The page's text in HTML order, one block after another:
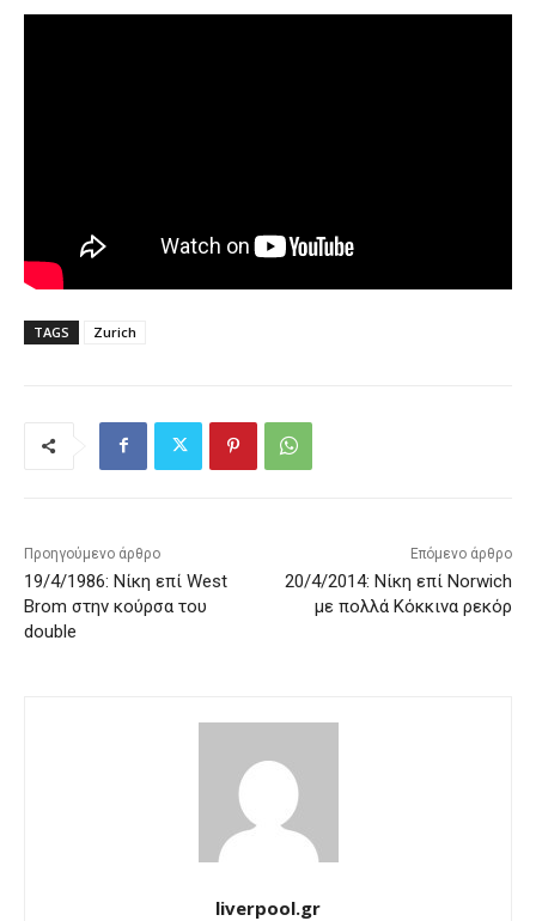
TAGS Zurich
Προηγούμενο άρθρο
19/4/1986: Νίκη επί West
Brom στην κούρσα του
double
Επόμενο άρθρο
20/4/2014: Νίκη επί Norwich
με πολλά Κόκκινα ρεκόρ
liverpool.gr